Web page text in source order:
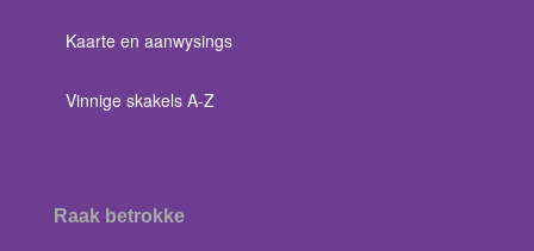
Kaarte en aanwysings
Vinnige skakels A-Z
Raak betrokke